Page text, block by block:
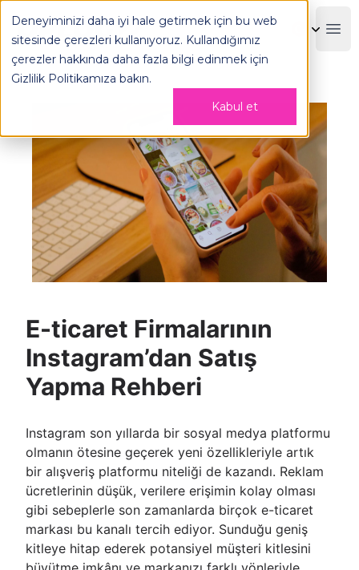
Deneyiminizi daha iyi hale getirmek için bu web
sitesinde çerezleri kullanıyoruz. Kullandığımız
çerezler hakkında daha fazla bilgi edinmek için
Gizlilik Politikamıza bakın.
Kabul et
OPLOG
E-ticaret Firmalarının
Instagram’dan Satış
Yapma Rehberi
Instagram son yıllarda bir sosyal medya platformu
olmanın ötesine geçerek yeni özellikleriyle artık
bir alışveriş platformu niteliği de kazandı. Reklam
ücretlerinin düşük, verilere erişimin kolay olması
gibi sebeplerle son zamanlarda birçok e-ticaret
markası bu kanalı tercih ediyor. Sunduğu geniş
kitleye hitap ederek potansiyel müşteri kitlesini